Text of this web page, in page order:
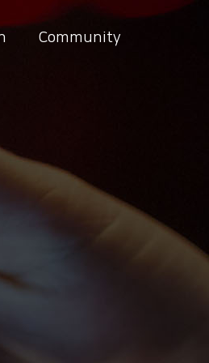
Community